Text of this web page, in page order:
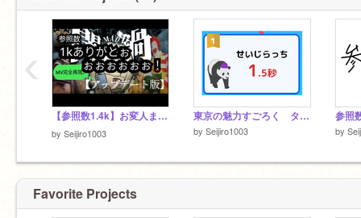
【参照数1.4k】お変人まだカナ❓ ヤミナベ構文❗️MV再現
by Seijiro1003
東京の魅力すごろく タイムアタック（バグあり）
by Seijiro1003
参照
by
‹
Favorite Projects